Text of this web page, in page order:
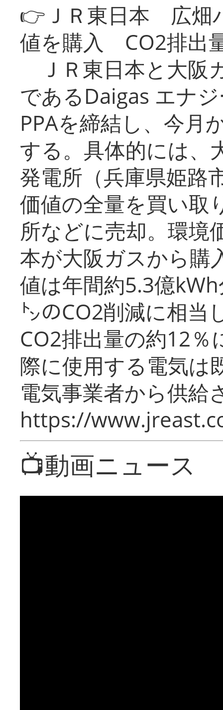
👉ＪＲ東日本 広畑
値を購入 CO2排出
ＪＲ東日本と大阪
であるDaigas エナ
PPAを締結し、今月
する。具体的には、
発電所（兵庫県姫路
価値の全量を買い取
所などに売却。環境
本が大阪ガスから購
値は年間約5.3億
㌧のCO2削減に相当
CO2排出量の約12％
際に使用する電気は
電気事業者から供給
https://
📺動画ニュース